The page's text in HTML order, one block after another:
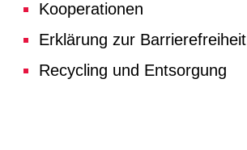
Kooperationen
Erklärung zur Barrierefreiheit
Recycling und Entsorgung